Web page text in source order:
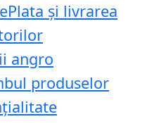
Plata și livrarea
angro
produselor